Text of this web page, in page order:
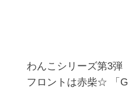
わんこシリーズ第3弾
フロントは赤柴☆ 「